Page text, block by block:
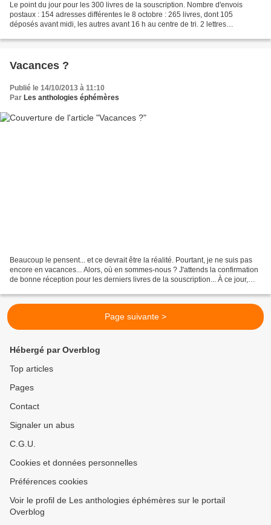
Le point du jour pour les 300 livres de la souscription. Nombre d'envois
postaux : 154 adresses différentes le 8 octobre : 265 livres, dont 105
déposés avant midi, les autres avant 16 h au centre de tri. 2 lettres
Vacances ?
Publié le 14/10/2013 à 11:10
Par Les anthologies éphémères
Beaucoup le pensent... et ce devrait être la réalité. Pourtant, je ne suis pas
encore en vacances... Alors, où en sommes-nous ? J'attends la confirmation
de bonne réception pour les derniers livres de la souscription... À ce jour,
Page suivante >
Hébergé par Overblog
Top articles
Pages
Contact
Signaler un abus
C.G.U.
Cookies et données personnelles
Préférences cookies
Voir le profil de Les anthologies éphémères sur le portail
Overblog